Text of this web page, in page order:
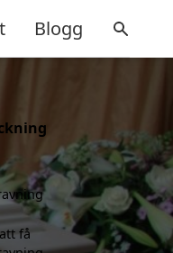
Blogg
få